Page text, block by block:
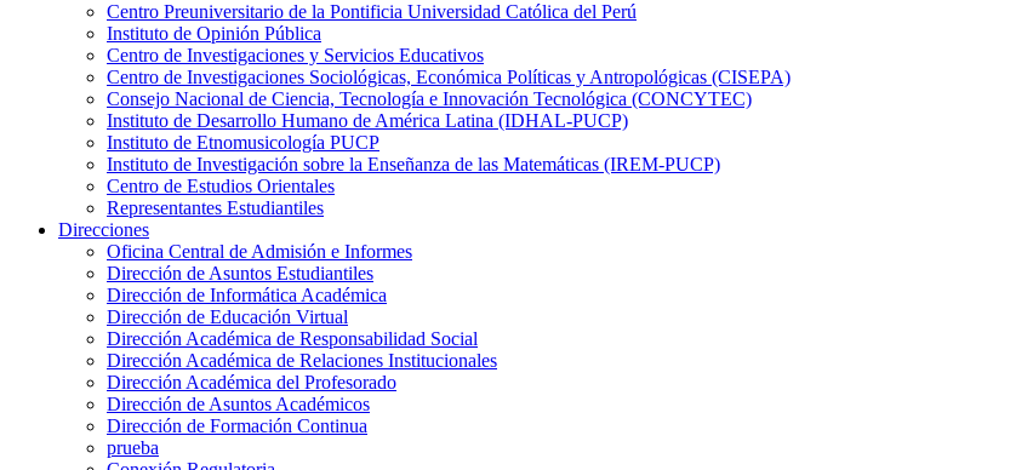
Centro Preuniversitario de la Pontificia Universidad Católica del Perú
Instituto de Opinión Pública
Centro de Investigaciones y Servicios Educativos
Centro de Investigaciones Sociológicas, Económica Políticas y Antropológicas (CISEPA)
Consejo Nacional de Ciencia, Tecnología e Innovación Tecnológica (CONCYTEC)
Instituto de Desarrollo Humano de América Latina (IDHAL-PUCP)
Instituto de Etnomusicología PUCP
Instituto de Investigación sobre la Enseñanza de las Matemáticas (IREM-PUCP)
Centro de Estudios Orientales
Representantes Estudiantiles
Direcciones
Oficina Central de Admisión e Informes
Dirección de Asuntos Estudiantiles
Dirección de Informática Académica
Dirección de Educación Virtual
Dirección Académica de Responsabilidad Social
Dirección Académica de Relaciones Institucionales
Dirección Académica del Profesorado
Dirección de Asuntos Académicos
Dirección de Formación Continua
prueba